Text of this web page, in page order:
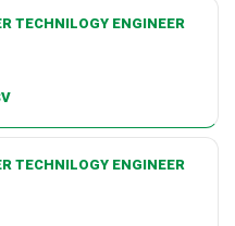
TECHNILOGY ENGINEER
TECHNILOGY ENGINEER